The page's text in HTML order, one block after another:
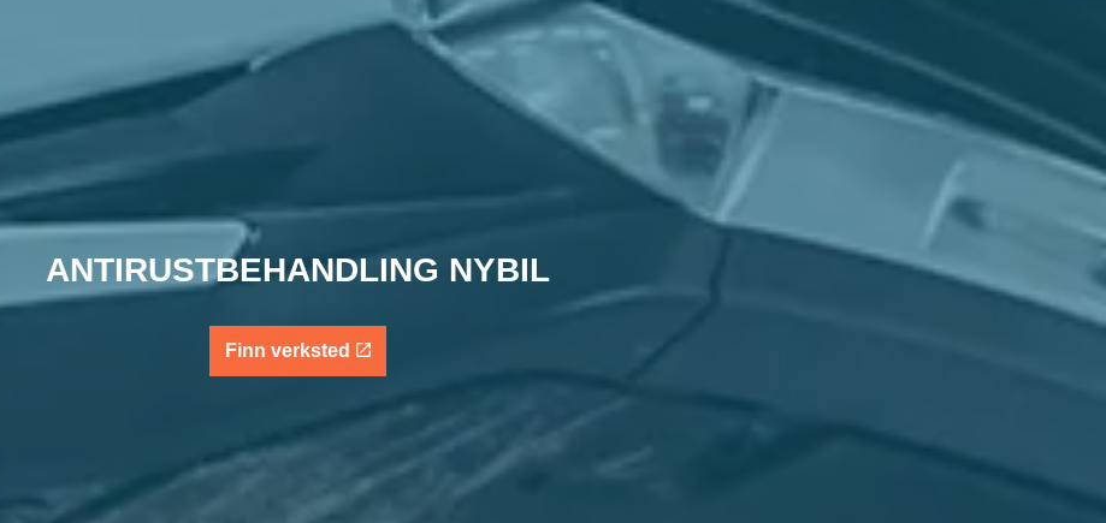
ANTIRUSTBEHANDLING NYBIL
Finn verksted